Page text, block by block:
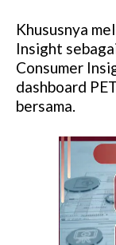
Khususnya
Insight
Consumer
dashboard
bersama.